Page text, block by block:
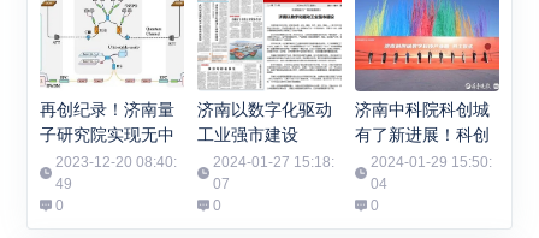
再创纪录！济南量
子研究院实现无中
继千公里光纤有限
码长量子密钥分发
2023-12-20 08:40:
49
0
济南以数字化驱动
工业强市建设
2024-01-27 15:18:
07
0
济南中科院科创城
有了新进展！科创
城数字科技产业园
开工
2024-01-29 15:50:
04
0